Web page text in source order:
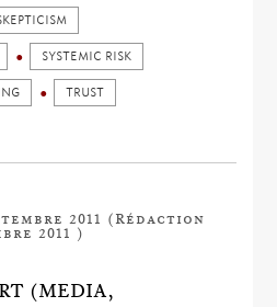
SYSTEMIC RISK
TRUST
2011 (Rédaction
2011 )
(MEDIA,